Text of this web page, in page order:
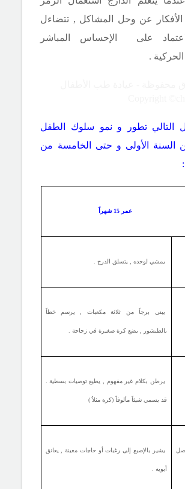
الأفكار عن وحل المشاكل , تتضاءل
على الإحساس المباشر
.
التالي تطور و نمو سلوك الطفل
السنة الأولى و حتى الخامسة من
عمر 15 شهراً
يمشي لوحده , يتسلق الدرج .
يبني برجاً من ثلاثة مكعبات , يرسم خطاً
بالطبشور , يضع كرة صغيرة في زجاجة .
يرطن بكلام غير مفهوم , يطيع توصيات بسطية .
قد يسمي شيئاً مألوفاً (كرة مثلاُ )
يشير بالإصبع إلى رغبات أو حاجات معينة , يعانق
أبويه .